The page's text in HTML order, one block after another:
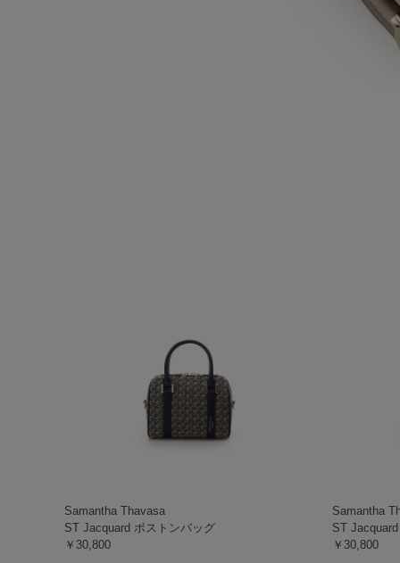
Samantha Thavasa
ST Jacquard ボストンバッグ
￥30,800
Samantha
ST
￥30,800